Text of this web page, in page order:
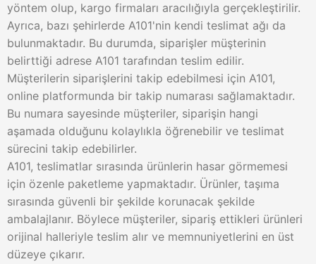
yöntem olup, kargo firmaları aracılığıyla gerçekleştirilir.
Ayrıca, bazı şehirlerde A101'nin kendi teslimat ağı da
bulunmaktadır. Bu durumda, siparişler müşterinin
belirttiği adrese A101 tarafından teslim edilir.
Müşterilerin siparişlerini takip edebilmesi için A101,
online platformunda bir takip numarası sağlamaktadır.
Bu numara sayesinde müşteriler, siparişin hangi
aşamada olduğunu kolaylıkla öğrenebilir ve teslimat
sürecini takip edebilirler.
A101, teslimatlar sırasında ürünlerin hasar görmemesi
için özenle paketleme yapmaktadır. Ürünler, taşıma
sırasında güvenli bir şekilde korunacak şekilde
ambalajlanır. Böylece müşteriler, sipariş ettikleri ürünleri
orijinal halleriyle teslim alır ve memnuniyetlerini en üst
düzeye çıkarır.